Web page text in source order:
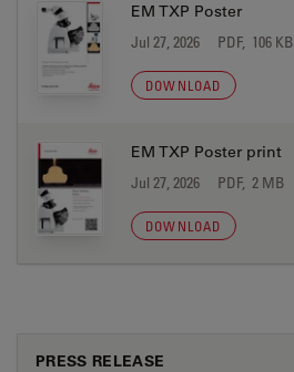
EM TXP Poster
Jul 27, 2026 PDF, 106 KB
DOWNLOAD
EM TXP Poster print
Jul 27, 2026 PDF, 2 MB
DOWNLOAD
PRESS RELEASE